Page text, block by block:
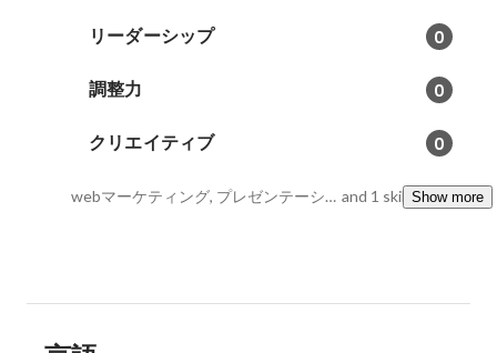
リーダーシップ 0
調整力 0
クリエイティブ 0
webマーケティング, プレゼンテーションスキル, ポジティブ and 1 skillsShow more